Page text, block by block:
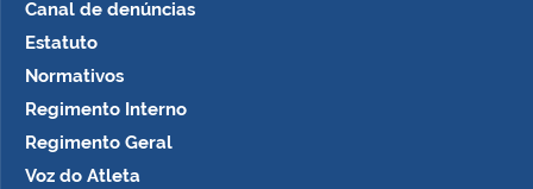
Canal de denúncias
Estatuto
Normativos
Regimento Interno
Regimento Geral
Voz do Atleta